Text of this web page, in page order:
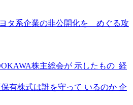
タ系企業の非公開化を めぐる攻
株主総会が 示したもの 経
有株式は誰を守って いるのか 企